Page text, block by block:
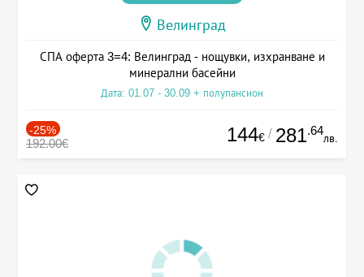
Велинград
СПА оферта 3=4: Велинград - нощувки, изхранване и
минерални басейни
Дата: 01.07 - 30.09 + полупансион
-25%
192.00€ 144€ / 281.64
лв.